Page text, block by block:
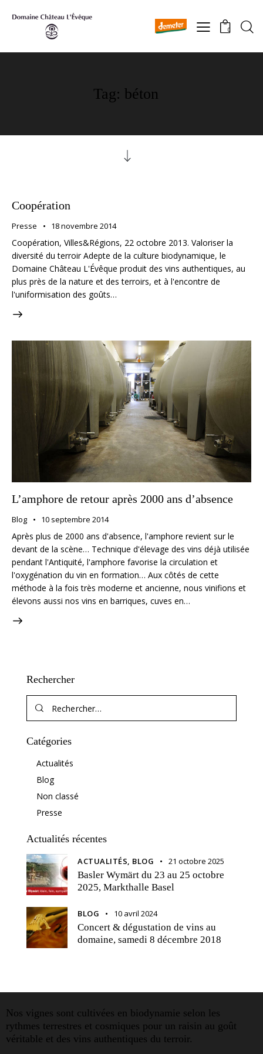
0
Tag: béton
Coopération
Presse 18 novembre 2014
Coopération, Villes&Régions, 22 octobre 2013. Valoriser la
diversité du terroir Adepte de la culture biodynamique, le
Domaine Château L'Évêque produit des vins authentiques, au
plus près de la nature et des terroirs, et à l'encontre de
l'uniformisation des goûts…
L’amphore de retour après 2000 ans d’absence
Blog 10 septembre 2014
Après plus de 2000 ans d'absence, l'amphore revient sur le
devant de la scène… Technique d'élevage des vins déjà utilisée
pendant l'Antiquité, l'amphore favorise la circulation et
l'oxygénation du vin en formation… Aux côtés de cette
méthode à la fois très moderne et ancienne, nous vinifions et
élevons aussi nos vins en barriques, cuves en…
Rechercher
Catégories
Actualités
Blog
Non classé
Presse
Actualités récentes
ACTUALITÉS, BLOG 21 octobre 2025
Basler Wymärt du 23 au 25 octobre
2025, Markthalle Basel
BLOG 10 avril 2024
Concert & dégustation de vins au
domaine, samedi 8 décembre 2018
Nos vignes sont cultivées en biodynamie selon les
rythmes terrestres et cosmiques pour un raisin au goût
véritable et des vins authentiques du terroir.